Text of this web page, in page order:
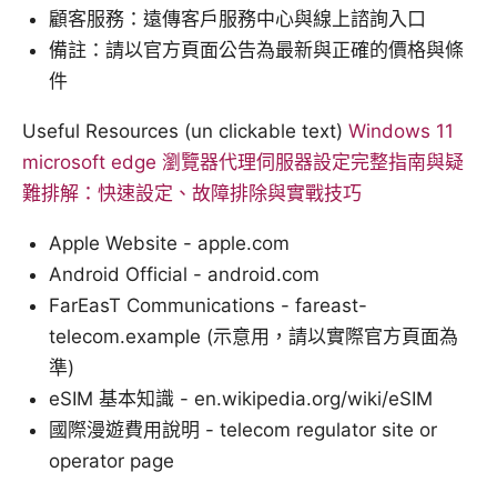
顧客服務：遠傳客戶服務中心與線上諮詢入口
備註：請以官方頁面公告為最新與正確的價格與條
件
Useful Resources (un clickable text) Windows 11
microsoft edge 瀏覽器代理伺服器設定完整指南與疑
難排解：快速設定、故障排除與實戰技巧
Apple Website - apple.com
Android Official - android.com
FarEasT Communications - fareast-
telecom.example (示意用，請以實際官方頁面為
準)
eSIM 基本知識 - en.wikipedia.org/wiki/eSIM
國際漫遊費用說明 - telecom regulator site or
operator page